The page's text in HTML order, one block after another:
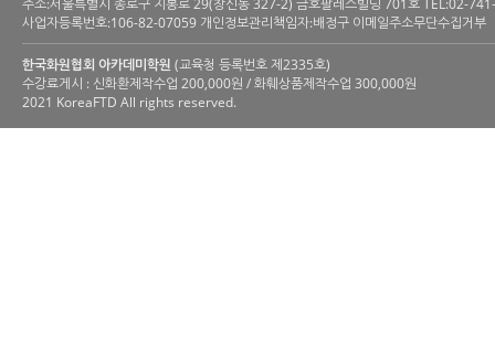
주소:서울특별시 종로구 지봉로 29(창신동 327-2) 금호팔레스빌딩 701호
사업자등록번호:106-82-07059 개인정보관리책임자:배정구 이메일주소무단수집거부
한국화원협회 아카데미학원 (교육청 등록번호 제2335호)
수강료게시 : 신화환제작수업 200,000원 / 화훼상품제작수업 300,000원
2021 KoreaFTD All rights reserved.